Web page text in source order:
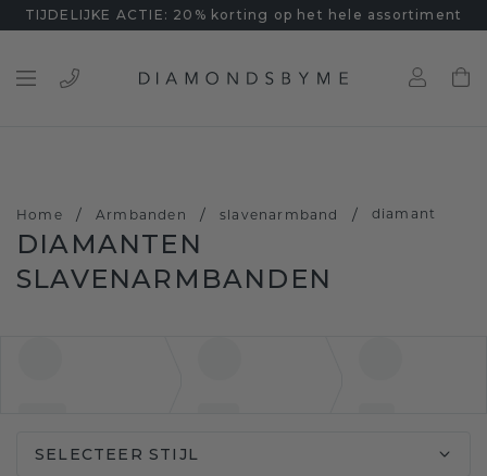
TIJDELIJKE ACTIE: 20% korting op het hele assortiment
Home / Armbanden / slavenarmband / diamant
DIAMANTEN
SLAVENARMBANDEN
SELECTEER STIJL